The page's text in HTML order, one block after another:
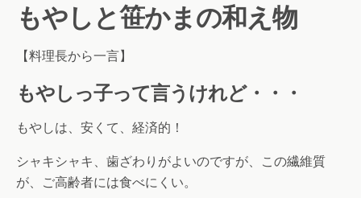
もやしと笹かまの和え物
【料理長から一言】
もやしっ子って言うけれど・・・
もやしは、安くて、経済的！
シャキシャキ、歯ざわりがよいのですが、この繊維質
が、ご高齢者には食べにくい。